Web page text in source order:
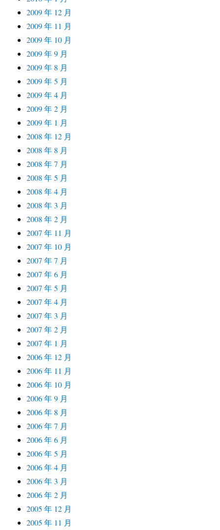
2009 年 12 月
2009 年 11 月
2009 年 10 月
2009 年 9 月
2009 年 8 月
2009 年 5 月
2009 年 4 月
2009 年 2 月
2009 年 1 月
2008 年 12 月
2008 年 8 月
2008 年 7 月
2008 年 5 月
2008 年 4 月
2008 年 3 月
2008 年 2 月
2007 年 11 月
2007 年 10 月
2007 年 7 月
2007 年 6 月
2007 年 5 月
2007 年 4 月
2007 年 3 月
2007 年 2 月
2007 年 1 月
2006 年 12 月
2006 年 11 月
2006 年 10 月
2006 年 9 月
2006 年 8 月
2006 年 7 月
2006 年 6 月
2006 年 5 月
2006 年 4 月
2006 年 3 月
2006 年 2 月
2005 年 12 月
2005 年 11 月